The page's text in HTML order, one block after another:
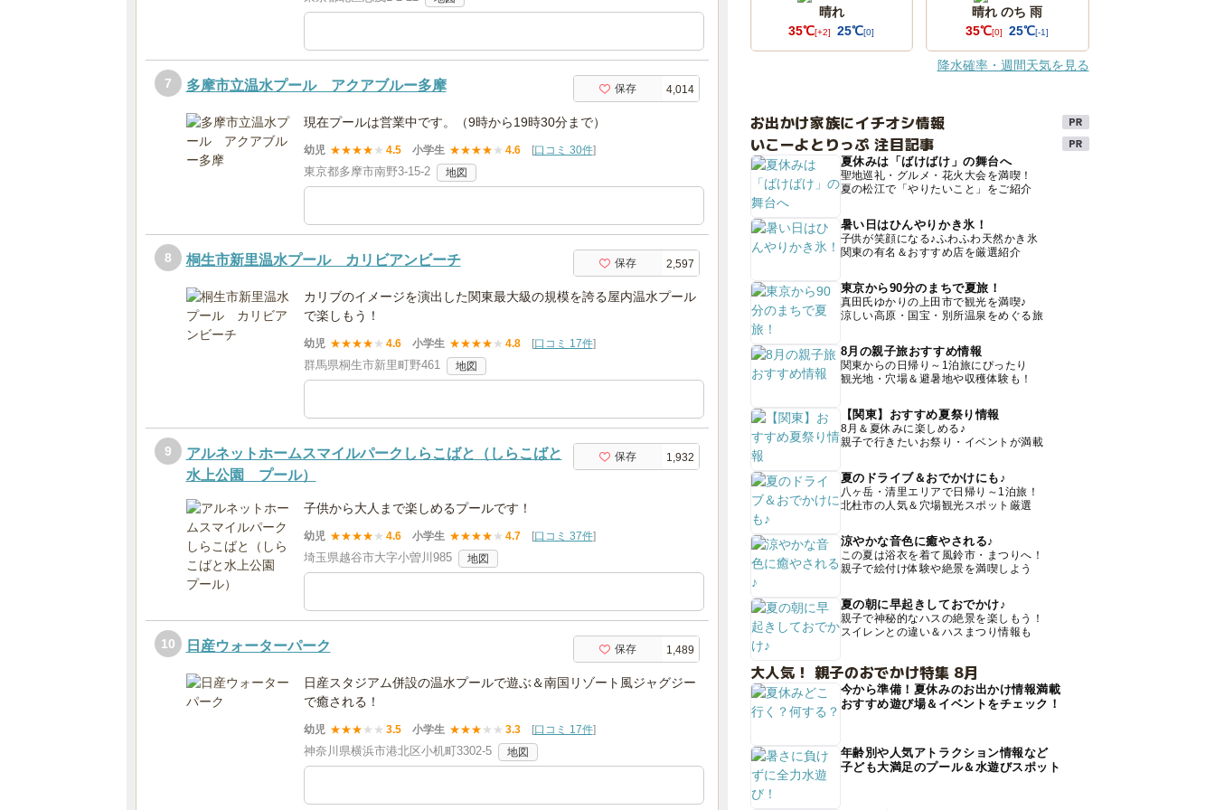
7 多摩市立温水プール アクアブルー多摩 保存 4,014
現在プールは営業中です。（9時から19時30分まで）
幼児 ★★★★ ★ 4.5 小学生 ★★★★ ★ 4.6 [口コミ 30件]
東京都多摩市南野3-15-2 地図
8 桐生市新里温水プール カリビアンビーチ 保存 2,597
カリブのイメージを演出した関東最大級の規模を誇る屋内温水プール
で楽しもう！
幼児 ★★★★ ★ 4.6 小学生 ★★★★ ★ 4.8 [口コミ 17件]
群馬県桐生市新里町野461 地図
9
アルネットホームスマイルパークしらこばと（しらこばと
水上公園 プール）
保存 1,932
子供から大人まで楽しめるプールです！
幼児 ★★★★ ★ 4.6 小学生 ★★★★ ★ 4.7 [口コミ 37件]
埼玉県越谷市大字小曽川985 地図
10 日産ウォーターパーク 保存 1,489
日産スタジアム併設の温水プールで遊ぶ＆南国リゾート風ジャグジー
で癒される！
幼児 ★★★ ★ ★ 3.5 小学生 ★★★ ★ ★ 3.3 [口コミ 17件]
神奈川県横浜市港北区小机町3302-5 地図
晴れ
35℃[+2] 25℃[0]
晴れ のち 雨
35℃[0] 25℃[-1]
降水確率・週間天気を見る
お出かけ家族にイチオシ情報
いこーよとりっぷ 注目記事
夏休みは「ばけばけ」の舞台へ
聖地巡礼・グルメ・花火大会を満喫！
夏の松江で「やりたいこと」をご紹介
暑い日はひんやりかき氷！
子供が笑顔になる♪ふわふわ天然かき氷
関東の有名＆おすすめ店を厳選紹介
東京から90分のまちで夏旅！
真田氏ゆかりの上田市で観光を満喫♪
涼しい高原・国宝・別所温泉をめぐる旅
8月の親子旅おすすめ情報
関東からの日帰り～1泊旅にぴったり
観光地・穴場＆避暑地や収穫体験も！
【関東】おすすめ夏祭り情報
8月＆夏休みに楽しめる♪
親子で行きたいお祭り・イベントが満載
夏のドライブ＆おでかけにも♪
八ヶ岳・清里エリアで日帰り～1泊旅！
北杜市の人気＆穴場観光スポット厳選
涼やかな音色に癒やされる♪
この夏は浴衣を着て風鈴市・まつりへ！
親子で絵付け体験や絶景を満喫しよう
夏の朝に早起きしておでかけ♪
親子で神秘的なハスの絶景を楽しもう！
スイレンとの違い＆ハスまつり情報も
大人気！ 親子のおでかけ特集 8月
今から準備！夏休みのお出かけ情報満載
おすすめ遊び場＆イベントをチェック！
年齢別や人気アトラクション情報など
子ども大満足のプール＆水遊びスポット